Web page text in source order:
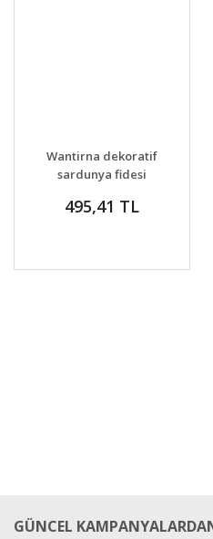
DETAYLAR SEPETE EKLE
Wantirna dekoratif
sardunya fidesi
495,41 TL
GÜNCEL